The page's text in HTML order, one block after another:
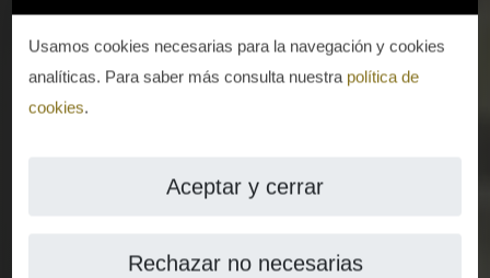
Usamos cookies necesarias para la navegación y cookies
analíticas. Para saber más consulta nuestra política de
cookies.
Aceptar y cerrar
Rechazar no necesarias